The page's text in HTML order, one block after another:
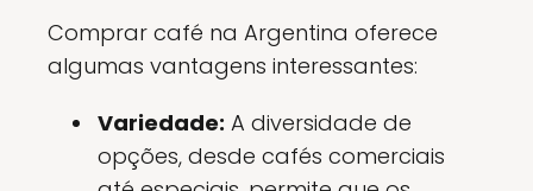
Comprar café na Argentina oferece
algumas vantagens interessantes:
Variedade: A diversidade de
opções, desde cafés comerciais